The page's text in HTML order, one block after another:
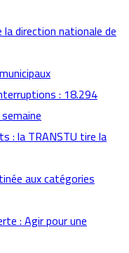
la direction nationale de
: 18.294
: la TRANSTU tire la
aux catégories
: Agir pour une